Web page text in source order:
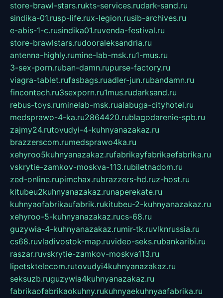
store-brawl-stars.rukts-services.rudark-sand.ru
sindika-01.rusp-life.rux-legion.rusib-archives.ru
e-abis-1-c.rusindika01.ruvenda-festival.ru
store-brawlstars.rudooraleksandria.ru
antenna-highly.rumine-lab-msk.ru1-mus.ru
3-sex-porn.ruban-damn.rupurse-factory.ru
viagra-tablet.rufasbags.ruadler-jun.rubandamn.ru
fincontech.ru3sexporn.ru1mus.rudarksand.ru
rebus-toys.ruminelab-msk.rualabuga-cityhotel.ru
medsprawo-4-ka.ru2864420.rublagodarenie-spb.ru
zajmy24.rutovudyi-4-kuhnyanazakaz.ru
brazzerscom.rumedsprawo4ka.ru
xehyroo5kuhnyanazakaz.rufabrikayfabrikaefabrika.ru
vskrytie-zamkov-moskva-113.rubiletnadom.ru
zed-online.rupimchax.rubrazzers-hd.ruz-host.ru
kitubeu2kuhnyanazakaz.runaperekate.ru
kuhnyaofabrikaufabrik.rukitubeu-2-kuhnyanazakaz.ru
xehyroo-5-kuhnyanazakaz.rucs-68.ru
guzywia-4-kuhnyanazakaz.rumir-tk.ruvlknrussia.ru
cs68.ruvladivostok-map.ruvideo-seks.rubankaribi.ru
raszar.ruvskrytie-zamkov-moskva113.ru
lipetsktelecom.rutovudyi4kuhnyanazakaz.ru
seksuzb.ruguzywia4kuhnyanazakaz.ru
fabrikaofabrikaokuhny.rukuhnyaekuhnyaafabrika.ru